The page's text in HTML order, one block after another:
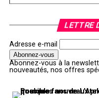
LETTRE
Adresse e-mail
Abonnez-vous à la
nouveautés, nos offres